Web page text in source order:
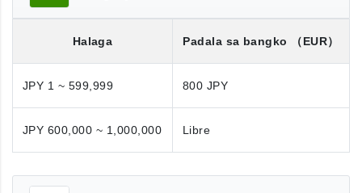
Halaga Padala sa bangko （EUR）
JPY 1 ~ 599,999 800 JPY
JPY 600,000 ~ 1,000,000 Libre